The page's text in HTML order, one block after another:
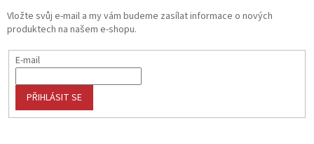
Vložte svůj e-mail a my vám budeme zasílat informace o nových
produktech na našem e-shopu.
E-mail
PŘIHLÁSIT SE